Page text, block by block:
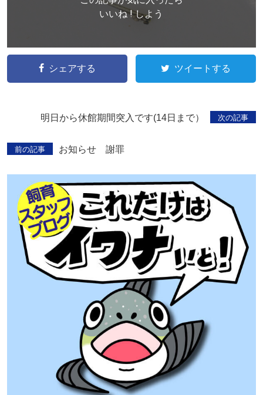
いいね ! しよう
シェアする ツイートする
次の記事
明日から休館期間突入です(14日まで）
前の記事 お知らせ 謝罪